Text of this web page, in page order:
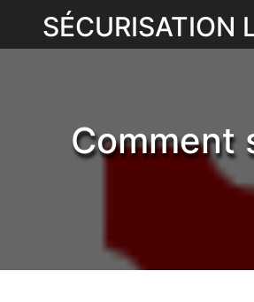
content
SÉCURISATION
Comment